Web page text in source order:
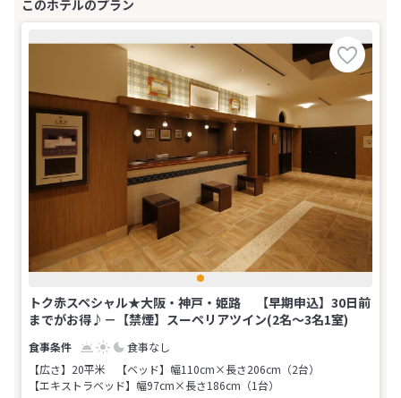
トク赤スペシャル★大阪・神戸・姫路 【早期申込】30日前
までがお得♪－【禁煙】スーペリアツイン(2名～3名1室)
食事なし
【広さ】20平米
【ベッド】幅110cm×長さ206cm（2台）
【エキストラベッド】幅97cm×長さ186cm（1台）